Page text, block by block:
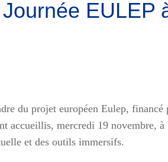
Journée EULEP
du projet européen Eulep,
accueillis, mercredi 19 novembre,
et des outils immersifs.